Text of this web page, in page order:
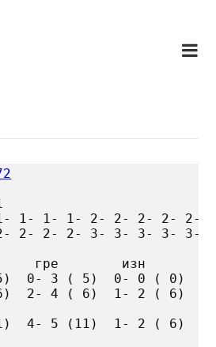
1- 1- 1- 1- 2- 2- 2- 2- 2-
2- 2- 2- 3- 3- 3- 3- 3-
гре        изн
0- 3 ( 5)  0- 0 ( 0)
2- 4 ( 6)  1- 2 ( 6)
4- 5 (11)  1- 2 ( 6)